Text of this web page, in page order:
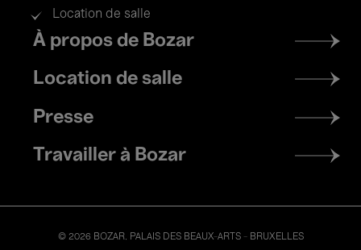
Location de salle
Footer
menu
À propos de Bozar
Location de salle
Presse
Travailler à Bozar
© 2026 BOZAR. PALAIS DES BEAUX-ARTS - BRUXELLES